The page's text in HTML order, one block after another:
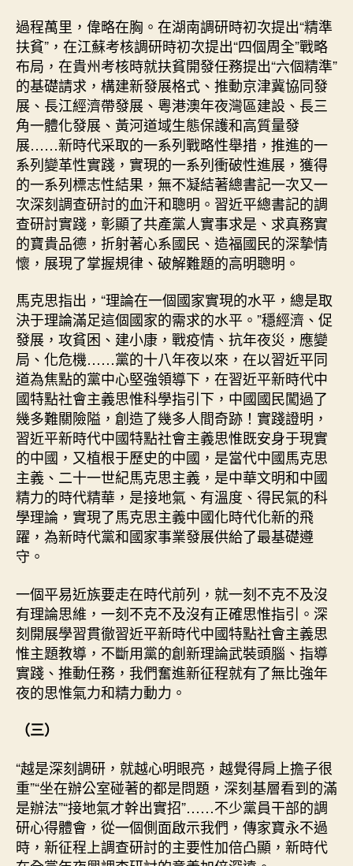
過程萬里，偉略在胸。在湖南調研時初次提出“精準
扶貧”，在江蘇考核調研時初次提出“四個周全”戰略
布局，在貴州考核時就扶貧開發任務提出“六個精準”
的基礎請求，構建新發展格式、推動京津冀協同發
展、長江經濟帶發展、粵港澳年夜灣區建設、長三
角一體化發展、黃河道域生態保護和高質量發
展……新時代采取的一系列戰略性舉措，推進的一
系列變革性實踐，實現的一系列衝破性進展，獲得
的一系列標志性結果，無不凝結著總書記一次又一
次深刻調查研討的血汗和聰明。習近平總書記的調
查研討實踐，彰顯了共產黨人實事求是、求真務實
的寶貴品德，折射著心系國民、造福國民的深摯情
懷，展現了掌握規律、破解難題的高明聰明。
馬克思指出，“理論在一個國家實現的水平，總是取
決于理論滿足這個國家的需求的水平。”穩經濟、促
發展，攻貧困、建小康，戰疫情、抗年夜災，應變
局、化危機……黨的十八年夜以來，在以習近平同
道為焦點的黨中心堅強領導下，在習近平新時代中
國特點社會主義思惟科學指引下，中國國民闖過了
幾多難關險隘，創造了幾多人間奇跡！實踐證明，
習近平新時代中國特點社會主義思惟既安身于現實
的中國，又植根于歷史的中國，是當代中國馬克思
主義、二十一世紀馬克思主義，是中華文明和中國
精力的時代精華，是接地氣、有溫度、得民氣的科
學理論，實現了馬克思主義中國化時代化新的飛
躍，為新時代黨和國家事業發展供給了最基礎遵
守。
一個平易近族要走在時代前列，就一刻不克不及沒
有理論思維，一刻不克不及沒有正確思惟指引。深
刻開展學習貫徹習近平新時代中國特點社會主義思
惟主題教導，不斷用黨的創新理論武裝頭腦、指導
實踐、推動任務，我們奮進新征程就有了無比強年
夜的思惟氣力和精力動力。
（三）
“越是深刻調研，就越心明眼亮，越覺得肩上擔子很
重”“坐在辦公室碰著的都是問題，深刻基層看到的滿
是辦法”“接地氣才幹出實招”……不少黨員干部的調
研心得體會，從一個側面啟示我們，傳家寶永不過
時，新征程上調查研討的主要性加倍凸顯，新時代